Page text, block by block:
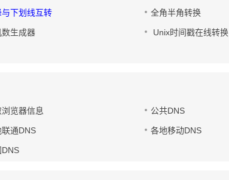
与下划线互转 全角半角转换
数生成器 Unix时间戳在线转换
览器信息 公共DNS
通DNS 各地移动DNS